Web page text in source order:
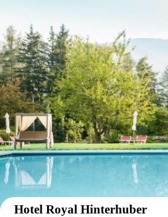
Hotel Royal Hinterhuber